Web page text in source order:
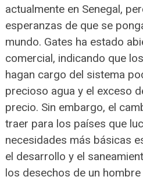
actualmente en Senegal,
esperanzas de que se
mundo. Gates ha estado
comercial, indicando que
hagan cargo del sistema
precioso agua y el exceso
precio. Sin embargo, el
traer para los países que
necesidades más básicas
el desarrollo y el
los desechos de un